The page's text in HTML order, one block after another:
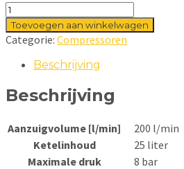
KA
25200
Mobiele
oliegesmeerde
zuigercompressor
Toevoegen aan winkelwagen
Categorie: Compressoren
Beschrijving
Beschrijving
Aanzuigvolume [l/min]
200 l/min
Ketelinhoud
25 liter
Maximale druk
8 bar